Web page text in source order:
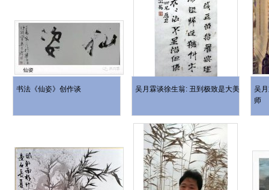
书法《仙姿》创作谈 吴月霖谈徐生翁: 丑到极致是大美
吴
师